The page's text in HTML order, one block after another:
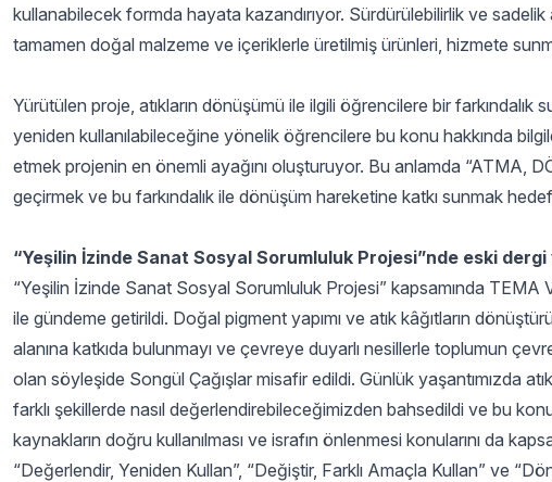
kullanabilecek formda hayata kazandırıyor. Sürdürülebilirlik ve sadelik
tamamen doğal malzeme ve içeriklerle üretilmiş ürünleri, hizmete
Yürütülen proje, atıkların dönüşümü ile ilgili öğrencilere bir farkındalık
yeniden kullanılabileceğine yönelik öğrencilere bu konu hakkında
etmek projenin en önemli ayağını oluşturuyor. Bu anlamda “ATMA,
geçirmek ve bu farkındalık ile dönüşüm hareketine katkı sunmak
“Yeşilin İzinde Sanat Sosyal Sorumluluk Projesi”nde eski dergi
“Yeşilin İzinde Sanat Sosyal Sorumluluk Projesi” kapsamında TEMA
ile gündeme getirildi. Doğal pigment yapımı ve atık kâğıtların
alanına katkıda bulunmayı ve çevreye duyarlı nesillerle toplumun
olan söyleşide Songül Çağışlar misafir edildi. Günlük yaşantımızda
farklı şekillerde nasıl değerlendirebileceğimizden bahsedildi ve bu
kaynakların doğru kullanılması ve israfın önlenmesi konularını da
“Değerlendir, Yeniden Kullan”, “Değiştir, Farklı Amaçla Kullan” ve